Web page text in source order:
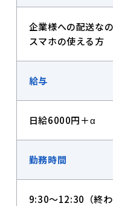
企業様への配送な
スマホの使える方
給与
日給6000円＋α
勤務時間
9:30～12:30（終わ